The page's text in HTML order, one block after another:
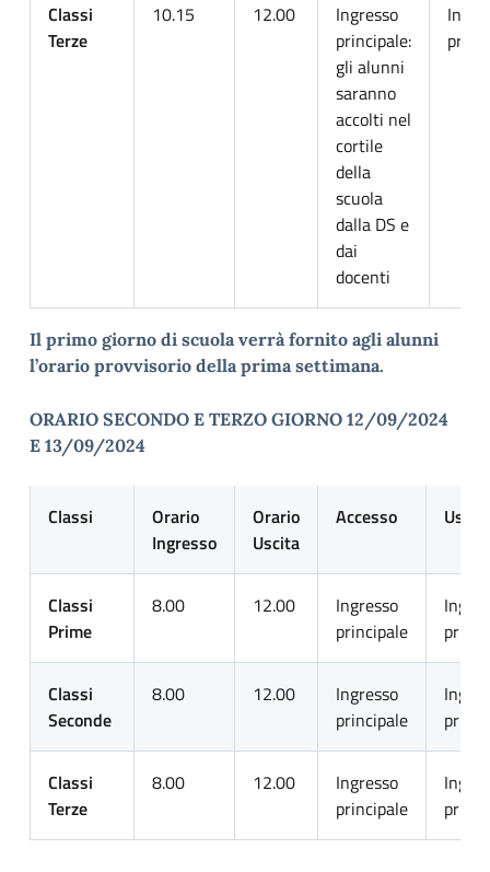
Classi
Terze
10.15 12.00
Ingresso
principale:
gli alunni
saranno
accolti nel
cortile
della
scuola
dalla DS e
dai
docenti
Il primo giorno di scuola verrà fornito agli alunni
l’orario provvisorio della prima settimana.
ORARIO SECONDO E TERZO GIORNO 12/09/2024
E 13/09/2024
Classi
Orario
Ingresso
Orario
Uscita
Accesso Uscita
Classi
Prime
8.00 12.00
Ingresso
principale
Classi
Seconde
8.00 12.00
Ingresso
principale
Classi
Terze
8.00 12.00
Ingresso
principale